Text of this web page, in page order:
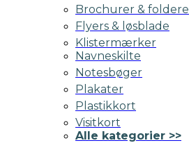
Brochurer & foldere
Flyers & løsblade
Klistermærker
Navneskilte
Notesbøger
Plakater
Plastikkort
Visitkort
Alle kategorier >>